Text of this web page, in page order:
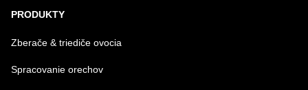
PRODUKTY
Zberače & triediče ovocia
Spracovanie orechov